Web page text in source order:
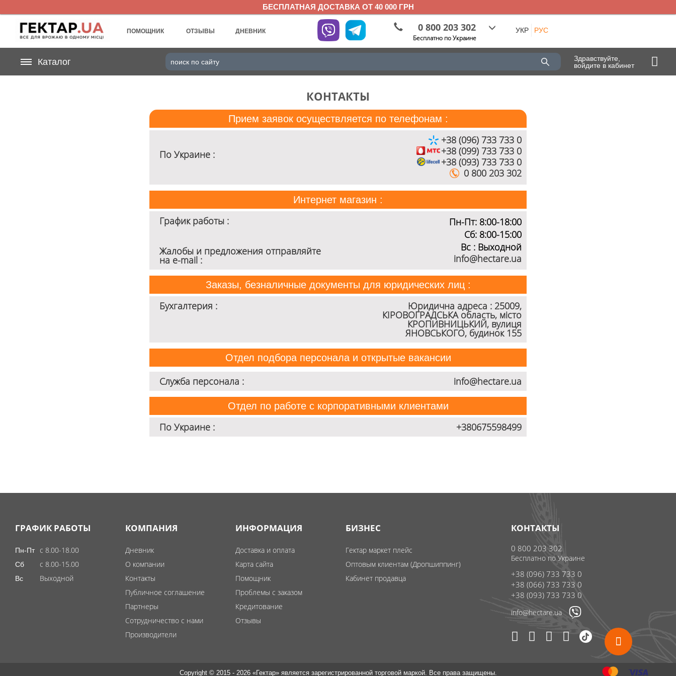
БЕСПЛАТНАЯ ДОСТАВКА ОТ 40 000 ГРН
ПОМОЩНИК ОТЗЫВЫ ДНЕВНИК 0 800 203 302
Бесплатно по Украине
УКР РУС
UA
На вашем
бонусном счете
Каталог
Здравствуйте,
войдите в кабинет
КОНТАКТЫ
Прием заявок осуществляется по телефонам :
По Украине :
+38 (096) 733 733 0
+38 (099) 733 733 0
+38 (093) 733 733 0
0 800 203 302
Интернет магазин :
График работы :
Жалобы и предложения отправляйте
на e-mail :
Пн-Пт: 8:00-18:00
Сб: 8:00-15:00
Вс : Выходной
info@hectare.ua
Заказы, безналичные документы для юридических лиц :
Бухгалтерия : Юридична адреса : 25009,
КІРОВОГРАДСЬКА область, місто
КРОПИВНИЦЬКИЙ, вулиця
ЯНОВСЬКОГО, будинок 155
Отдел подбора персонала и открытые вакансии
Служба персонала : info@hectare.ua
Отдел по работе с корпоративными клиентами
По Украине : +380675598499
ГРАФИК РАБОТЫ
Пн-Пт с 8.00-18.00
Сб с 8.00-15.00
Вс Выходной
КОМПАНИЯ
Дневник
О компании
Контакты
Публичное соглашение
Партнеры
Сотрудничество с нами
Производители
ИНФОРМАЦИЯ
Доставка и оплата
Карта сайта
Помощник
Проблемы с заказом
Кредитование
Отзывы
БИЗНЕС
Гектар маркет плейс
Оптовым клиентам (Дропшиппинг)
Кабинет продавца
КОНТАКТЫ
0 800 203 302
Бесплатно по Украине
+38 (096) 733 733 0
+38 (066) 733 733 0
+38 (093) 733 733 0
info@hectare.ua
Copyright © 2015 - 2026 «Гектар» является зарегистрированной торговой маркой. Все права защищены.